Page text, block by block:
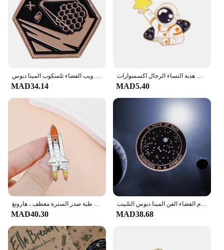
جيمس ويب الفضاء تلسكوب المينا دبوس JWST شارة بروش هدية على ظهره الديكور مجوهرات
MAD34.14
الكون النجوم السماء التلبيب دبابيس كوكب ستار الكرتون رواد الفضاء دبابيس شارات الفضاء المحيط مجوهرات هدية النساء الرجال اكسسوارات
MAD5.40
بروش مكوك الفضاء المينا لعشاق علم الفلك ، دبوس التلبيب ، شارة معدنية مثيرة للاهتمام ، طية صدر السترة الطائرة لطيف ، طية صدر السترة معطف ، هارونغ
MAD40.30
كارل ساجان شارة نقطة زرقاء شاحبة مجموعة من الغبار معلقة في بروش شعاع الشمس الأرض علوم الفضاء الفن المينا دبوس التلبيب
MAD38.68